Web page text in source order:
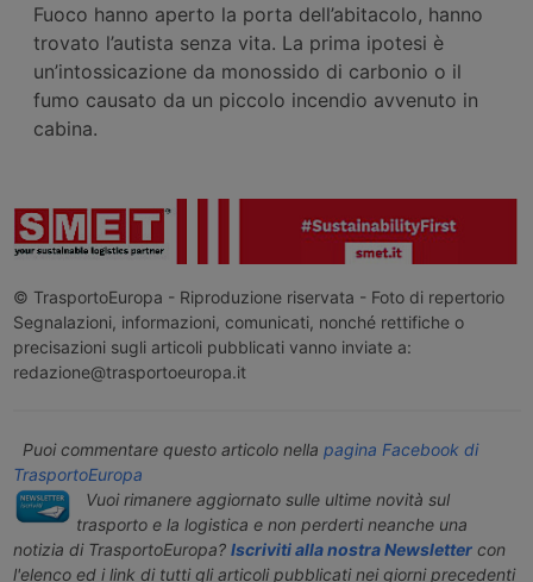
Fuoco hanno aperto la porta dell’abitacolo, hanno
trovato l’autista senza vita. La prima ipotesi è
un’intossicazione da monossido di carbonio o il
fumo causato da un piccolo incendio avvenuto in
cabina.
© TrasportoEuropa - Riproduzione riservata - Foto di repertorio
Segnalazioni, informazioni, comunicati, nonché rettifiche o
precisazioni sugli articoli pubblicati vanno inviate a:
redazione@trasportoeuropa.it
Puoi commentare questo articolo nella pagina Facebook di
TrasportoEuropa
Vuoi rimanere aggiornato sulle ultime novità sul
trasporto e la logistica e non perderti neanche una
notizia di TrasportoEuropa? Iscriviti alla nostra Newslettercon
l'elenco ed i link di tutti gli articoli pubblicati nei giorni precedenti